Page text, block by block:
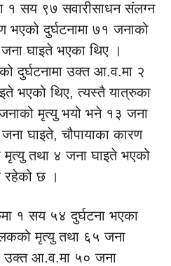
१ सय ९७ सवारीसाधन संलग्न
दुर्घटनामा ७१ जनाको
घाइते भएका थिए ।
दुर्घटनामा उक्त आ.व.मा २
भएको थिए, त्यस्तै यात्रुका
मृत्यु भयो भने १३ जना
घाइते, चौपायाका कारण
मृत्यु तथा ४ जना घाइते भएको
रहेको छ ।
१ सय ५४ दुर्घटना भएका
मृत्यु तथा ६५ जना
उक्त आ.व.मा ५० जना